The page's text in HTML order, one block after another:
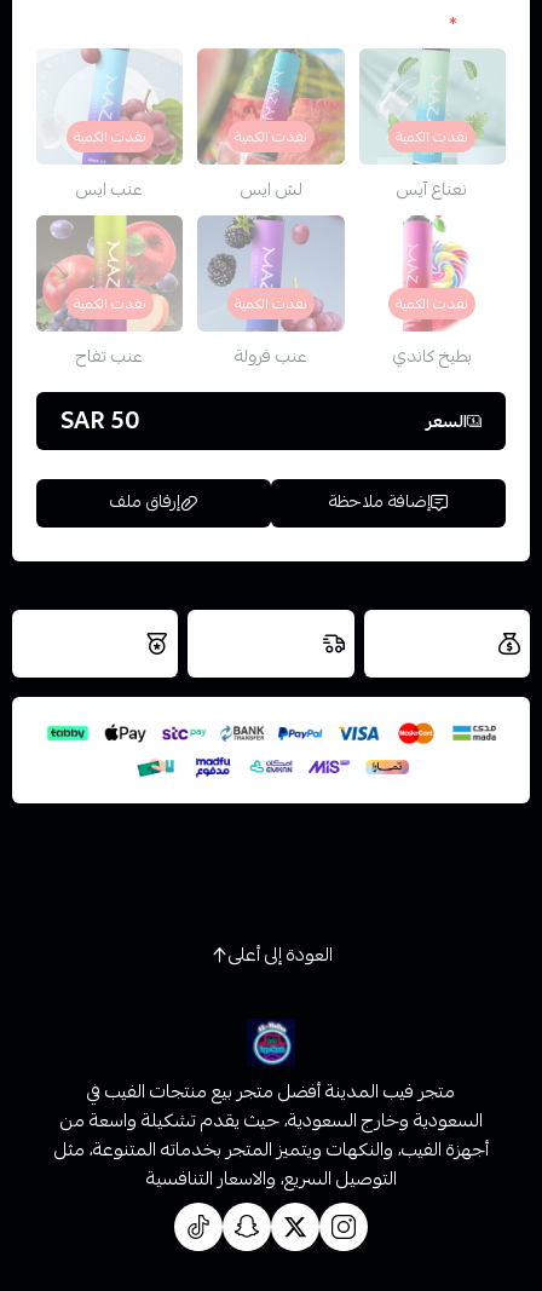
*
نفدت الكمية
نعناع آيس
نفدت الكمية
لش ايس
نفدت الكمية
عنب ايس
نفدت الكمية
بطيخ كاندي
نفدت الكمية
عنب فرولة
نفدت الكمية
عنب تفاح
السعر 50 SAR
إضافة ملاحظة إرفاق ملف
اسحب و افلت الملف هنا
نتميز بلجودة
العودة إلى أعلى
متجر فيب المدينة أفضل متجر بيع منتجات الفيب في
السعودية وخارج السعودية، حيث يقدم تشكيلة واسعة من
أجهزة الفيب، والنكهات ويتميز المتجر بخدماته المتنوعة، مثل
التوصيل السريع، والاسعار التنافسية